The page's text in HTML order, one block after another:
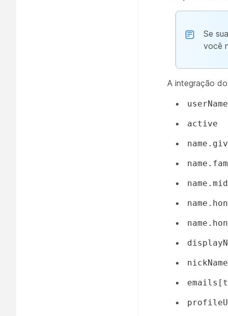
Se
você
A integração
userName
active
nickName